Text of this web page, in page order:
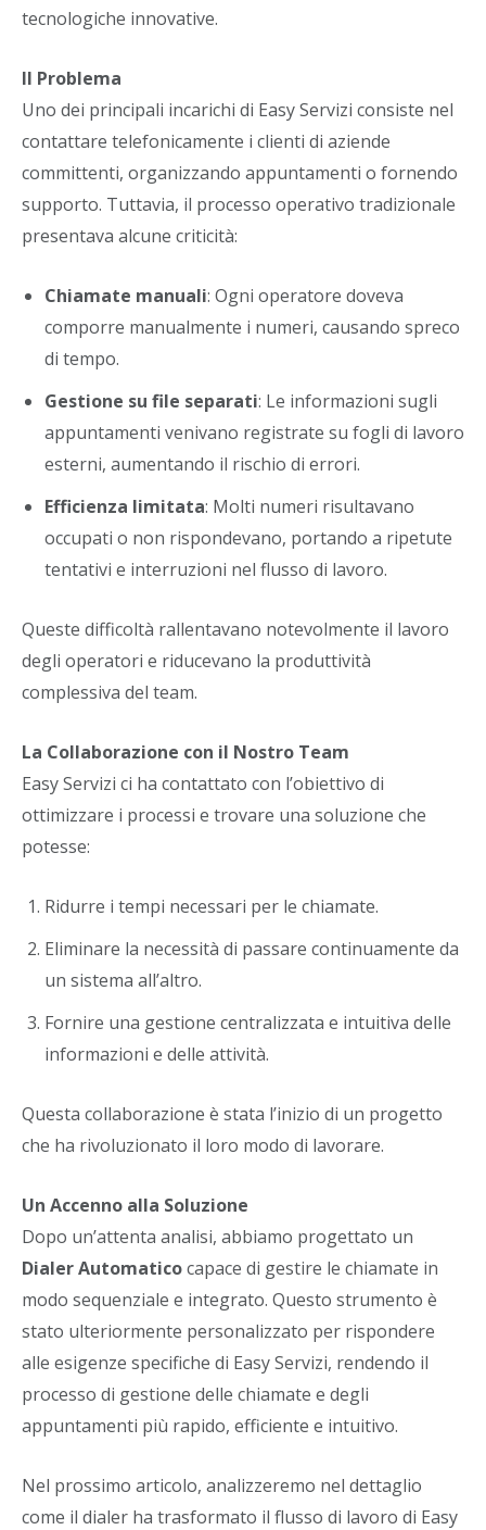
tecnologiche innovative.
Il Problema
Uno dei principali incarichi di Easy Servizi consiste nel
contattare telefonicamente i clienti di aziende
committenti, organizzando appuntamenti o fornendo
supporto. Tuttavia, il processo operativo tradizionale
presentava alcune criticità:
Chiamate manuali: Ogni operatore doveva
comporre manualmente i numeri, causando spreco
di tempo.
Gestione su file separati: Le informazioni sugli
appuntamenti venivano registrate su fogli di lavoro
esterni, aumentando il rischio di errori.
Efficienza limitata: Molti numeri risultavano
occupati o non rispondevano, portando a ripetute
tentativi e interruzioni nel flusso di lavoro.
Queste difficoltà rallentavano notevolmente il lavoro
degli operatori e riducevano la produttività
complessiva del team.
La Collaborazione con il Nostro Team
Easy Servizi ci ha contattato con l’obiettivo di
ottimizzare i processi e trovare una soluzione che
potesse:
Ridurre i tempi necessari per le chiamate.
Eliminare la necessità di passare continuamente da
un sistema all’altro.
Fornire una gestione centralizzata e intuitiva delle
informazioni e delle attività.
Questa collaborazione è stata l’inizio di un progetto
che ha rivoluzionato il loro modo di lavorare.
Un Accenno alla Soluzione
Dopo un’attenta analisi, abbiamo progettato un
Dialer Automaticocapace di gestire le chiamate in
modo sequenziale e integrato. Questo strumento è
stato ulteriormente personalizzato per rispondere
alle esigenze specifiche di Easy Servizi, rendendo il
processo di gestione delle chiamate e degli
appuntamenti più rapido, efficiente e intuitivo.
Nel prossimo articolo, analizzeremo nel dettaglio
come il dialer ha trasformato il flusso di lavoro di Easy